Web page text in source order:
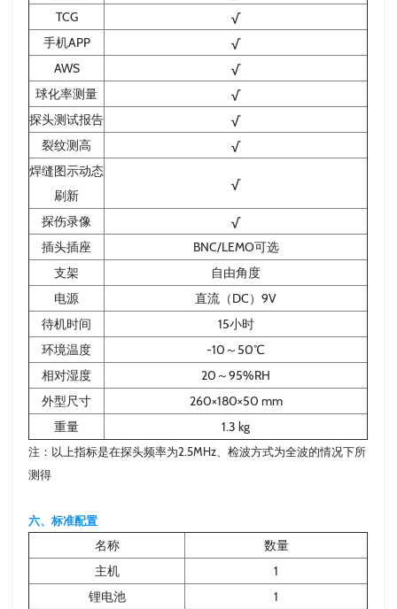
TCG
√
手机APP
√
AWS
√
球化率测量
√
探头测试报告
√
裂纹测高
√
焊缝图示动态
刷新
√
探伤录像
√
插头插座
BNC/LEMO可选
支架
自由角度
电源
直流（DC）9V
待机时间
15小时
环境温度
-10～50℃
相对湿度
20～95%RH
外型尺寸
260×180×50 mm
重量
1.3 kg
注：以上指标是在探头频率为2.5MHz、检波方式为全波的情况下所
测得
六、标准配置
名称
数量
主机
1
锂电池
1